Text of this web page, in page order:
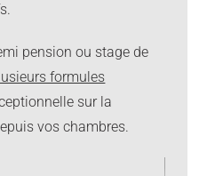
pension ou stage de
formules
sur la
vos chambres.